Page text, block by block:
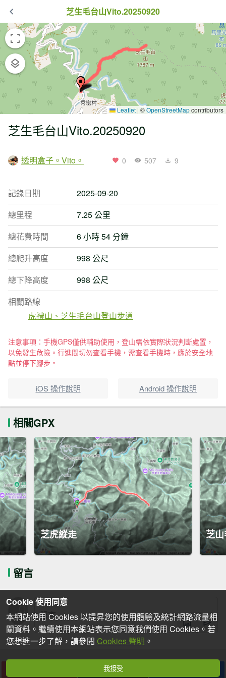
芝生毛台山Vito.20250920
Leaflet | ©OpenStreetMapcontributors
芝生毛台山Vito.20250920
透明盒子。Vito。 0 507 9
記錄日期
2025-09-20
總里程
7.25 公里
總花費時間
6 小時 54 分鐘
總爬升高度
998 公尺
總下降高度
998 公尺
相關路線
虎禮山、芝生毛台山登山步道
注意事項：手機GPS僅供輔助使用，登山需依實際狀況判斷處置，
以免發生危險。行進間切勿查看手機，需查看手機時，應於安全地
點並停下腳步。
iOS 操作說明 Android 操作說明
相關GPX
芝虎縱走 芝
留言
下載
Cookie 使用同意
本網站使用 Cookies 以提昇您的使用體驗及統計網路流量相
關資料。繼續使用本網站表示您同意我們使用 Cookies。若
您想進一步了解，請參閱 Cookies 聲明 。
我接受